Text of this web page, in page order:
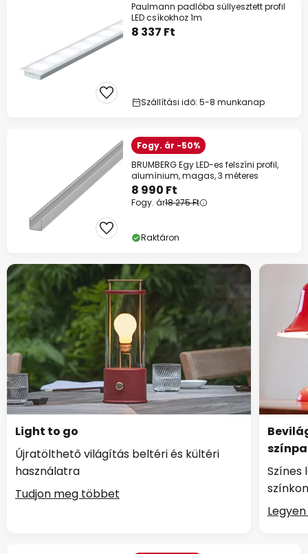
Paulmann padlóba süllyesztett profil
LED csíkokhoz 1m
8 337 Ft
Szállítási idő: 5-8 munkanap
Fogy. ár -50%
BRUMBERG Egy LED-es felszíni profil,
alumínium, magas, 3 méteres
8 990 Ft
Fogy. ár18 275 Ft
Raktáron
Light to go
Újratölthető világítás beltéri és kültéri
használatra
Tudjon meg többet
Színes